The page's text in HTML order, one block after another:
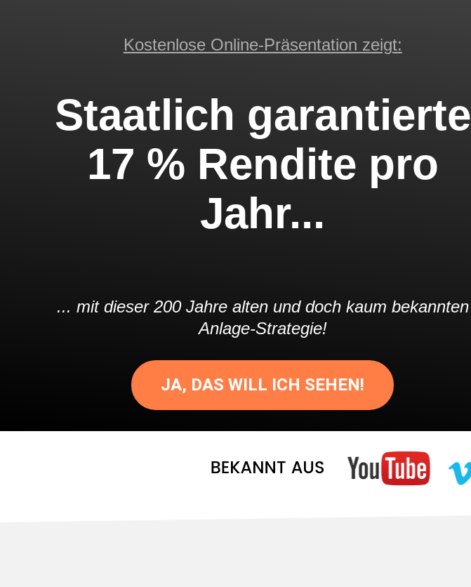
Kostenlose Online-Präsentation zeigt:
Staatlich garantierte
17 % Rendite pro
Jahr...
... mit dieser 200 Jahre alten und doch kaum bekannten
Anlage-Strategie!
JA, DAS WILL ICH SEHEN!